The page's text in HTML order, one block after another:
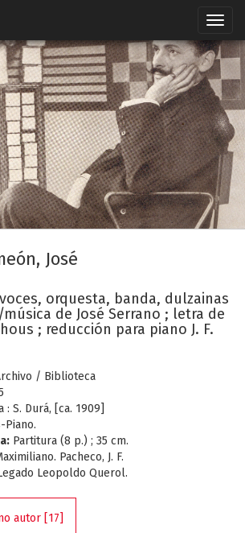
José
orquesta, banda, dulzainas
de José Serrano ; letra de
; reducción para piano J. F.
/ Biblioteca
: S. Durá, [ca. 1909]
Piano.
Partitura (8 p.) ; 35 cm.
Pacheco, J. F.
Leopoldo Querol.
autor [17]